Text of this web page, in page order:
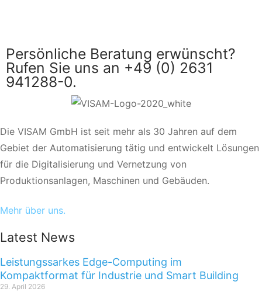
Persönliche Beratung erwünscht?
Rufen Sie uns an +49 (0) 2631
941288-0.
Die VISAM GmbH ist seit mehr als 30 Jahren auf dem
Gebiet der Automatisierung tätig und entwickelt Lösungen
für die Digitalisierung und Vernetzung von
Produktionsanlagen, Maschinen und Gebäuden.
Mehr über uns.
Latest News
Leistungssarkes Edge-Computing im
Kompaktformat für Industrie und Smart Building
29. April 2026